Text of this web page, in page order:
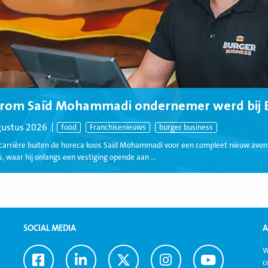
Saïd Mohammadi ondernemer werd bij
2026 food Franchisenieuws burger business
buiten de horeca koos Saïd Mohammadi voor een compleet nieuw
waar hij onlangs een vestiging opende aan ...
SOCIAL MEDIA
Ga
Ga
Ga
Ga
Ga